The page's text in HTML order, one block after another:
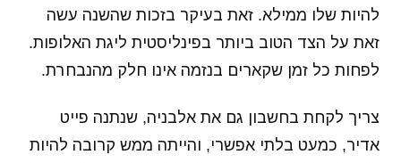
להיות שלו ממילא. זאת בעיקר בזכות שהשנה עשה
זאת על הצד הטוב ביותר בפינליסטית ליגת האלופות.
לפחות כל זמן שקארים בנזמה אינו חלק מהנבחרת.
צריך לקחת בחשבון גם את אלבניה, שנתנה פייט
אדיר, כמעט בלתי אפשרי, והייתה ממש קרובה להיות